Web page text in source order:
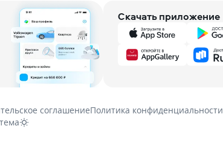
Скачать приложение
соглашениеПолитика конфиденциальности